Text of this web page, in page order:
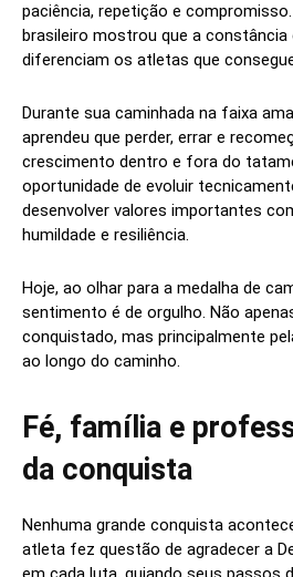
paciência, repetição e
brasileiro mostrou que a
diferenciam os atletas que
Durante sua caminhada na faixa
aprendeu que perder, errar e
crescimento dentro e fora do
oportunidade de evoluir
desenvolver valores importantes
humildade e resiliência.
Hoje, ao olhar para a medalha de
sentimento é de orgulho. Não
conquistado, mas principalmente
ao longo do caminho.
Fé, família e
da conquista
Nenhuma grande conquista
atleta fez questão de agradecer a